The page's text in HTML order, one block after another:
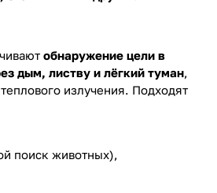
обнаружение цели в
дым, листву и лёгкий туман,
излучения. Подходят
поиск животных),